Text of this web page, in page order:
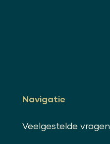
Navigatie
Veelgestelde vragen